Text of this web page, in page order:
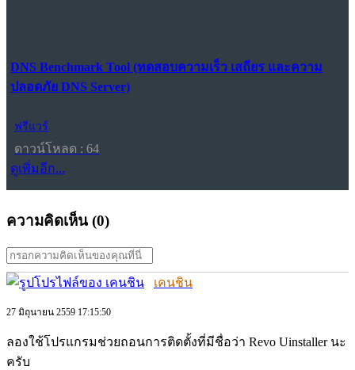
DNS Benchmark Tool (ทดสอบความเร็ว เสถียร และความ
ปลอดภัย DNS Server)
ฟรีแวร์
ดาวน์โหลด : 64
ดูเพิ่มอีก...
ความคิดเห็น (0)
เคนชิน
27 มิถุนายน 2559 17:15:50
ลองใช้โปรแกรมช่วยถอนการติดตั้งที่มีชื่อว่า Revo Uinstaller นะ
ครับ